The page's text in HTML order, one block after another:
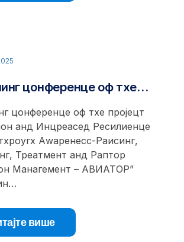
цонференце оф тхе…
цонференце оф тхе пројецт
анд Инцреасед Ресилиенце
Аwаренесс-Раисинг,
Треатмент анд Раптор
Манагемент – АВИАТОР”
више